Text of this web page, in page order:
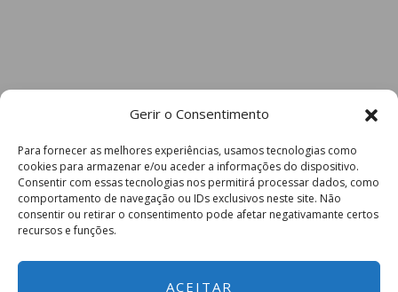
Gerir o Consentimento
Para fornecer as melhores experiências, usamos tecnologias como
cookies para armazenar e/ou aceder a informações do dispositivo.
Consentir com essas tecnologias nos permitirá processar dados, como
comportamento de navegação ou IDs exclusivos neste site. Não
consentir ou retirar o consentimento pode afetar negativamante certos
recursos e funções.
ACEITAR